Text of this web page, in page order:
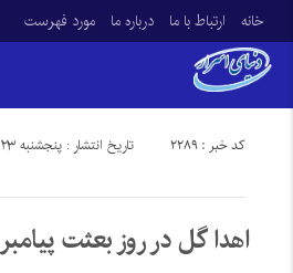
خانه ارتباط با ما درباره ما مورد فهرست
تاریخ انتشار : پنجشنبه ۲۳ فروردین ۱۳۹۷ - ۷:۴۴ کد خبر : 2289
اهدا گل در روز بعثت